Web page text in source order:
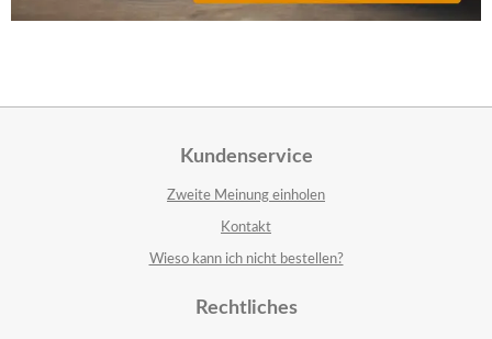
Kundenservice
Zweite Meinung einholen
Kontakt
Wieso kann ich nicht bestellen?
Rechtliches